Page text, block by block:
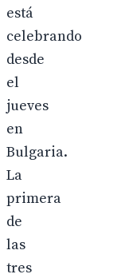
está
celebrando
desde
el
jueves
en
Bulgaria.
La
primera
de
las
tres